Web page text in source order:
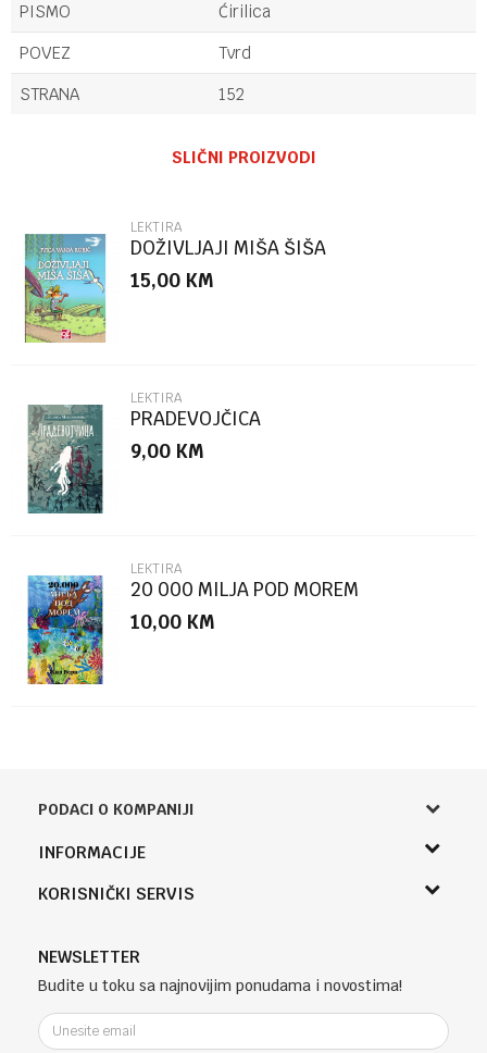
PISMO
Ćirilica
POVEZ
Tvrd
STRANA
152
Poruka
POŠALJI
SLIČNI PROIZVODI
LEKTIRA
DOŽIVLJAJI MIŠA ŠIŠA
15,00 KM
LEKTIRA
PRADEVOJČICA
9,00 KM
LEKTIRA
20 000 MILJA POD MOREM
10,00 KM
PODACI O KOMPANIJI
Knjižara Kultura
Knjaza Miloša 3A
Telefon (uprava firme Sladaboni d.o.o)
051 303 460
e-knjizara@knjizarakultura.com
INFORMACIJE
O nama
Kontakt
Klub povjerenja "Knjižara Kultura"
KORISNIČKI SERVIS
Politika privatnosti
Kako kupiti
Načini plaćanja
Plaćanje karticama
NEWSLETTER
Budite u toku sa najnovijim ponudama i novostima!